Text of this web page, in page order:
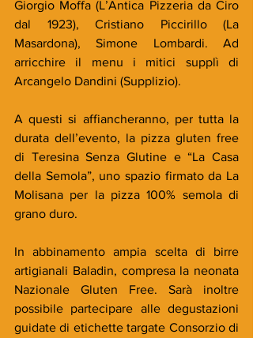
Giorgio Moffa (L’Antica Pizzeria da Ciro
dal 1923), Cristiano Piccirillo (La
Masardona), Simone Lombardi. Ad
arricchire il menu i mitici supplì di
Arcangelo Dandini (Supplizio).
A questi si affiancheranno, per tutta la
durata dell’evento, la pizza gluten free
di Teresina Senza Glutine e “La Casa
della Semola”, uno spazio firmato da La
Molisana per la pizza 100% semola di
grano duro.
In abbinamento ampia scelta di birre
artigianali Baladin, compresa la neonata
Nazionale Gluten Free. Sarà inoltre
possibile partecipare alle degustazioni
guidate di etichette targate Consorzio di